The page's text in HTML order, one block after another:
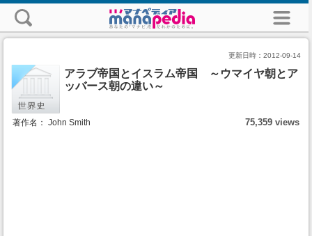
更新日時： 2012-09-14
アラブ帝国とイスラム帝国 ～ウマイヤ朝とア
ッバース朝の違い～
著作名： John Smith 75,359 views